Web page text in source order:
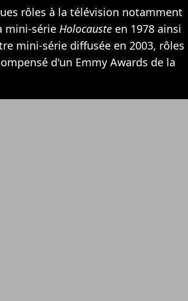
rôles à la télévision notamment
mini-série Holocauste en 1978 ainsi
mini-série diffusée en 2003, rôles
d'un Emmy Awards de la